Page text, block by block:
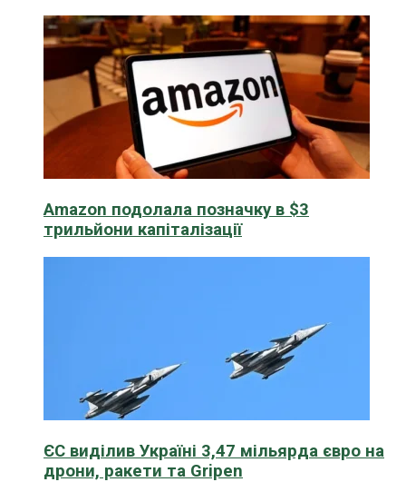
Amazon подолала позначку в $3
трильйони капіталізації
ЄС виділив Україні 3,47 мільярда євро на
дрони, ракети та Gripen